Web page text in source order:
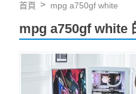
首頁 mpg a750gf white
mpg a750gf white